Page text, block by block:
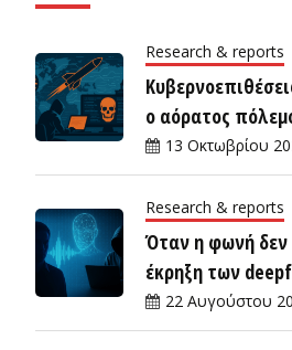
Research & reports
ο αόρατος
13 Οκτωβρίου
Research & reports
Όταν η φωνή δεν
έκρηξη των
22 Αυγούστου